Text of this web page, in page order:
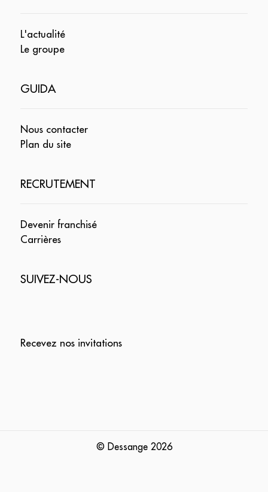
L'actualité
Le groupe
GUIDA
Nous contacter
Plan du site
RECRUTEMENT
Devenir franchisé
Carrières
SUIVEZ-NOUS
Recevez nos invitations
© Dessange 2026